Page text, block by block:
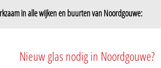
in alle wijken en buurten van Noordgouwe:
Nieuw glas nodig in Noordgouwe?